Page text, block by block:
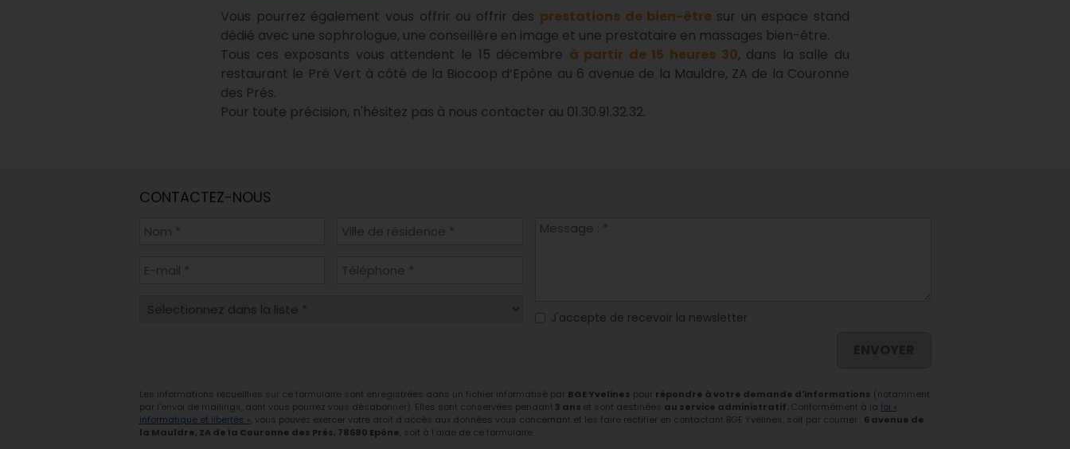
Vous pourrez également vous offrir ou offrir des prestations de bien-être sur un espace stand
dédié avec une sophrologue, une conseillère en image et une prestataire en massages bien-être.
Tous ces exposants vous attendent le 15 décembre à partir de 15 heures 30, dans la salle du
restaurant le Pré Vert à côté de la Biocoop d’Epône au 6 avenue de la Mauldre, ZA de la Couronne
des Prés.
Pour toute précision, n'hésitez pas à nous contacter au 01.30.91.32.32.
CONTACTEZ-NOUS
J'accepte de recevoir la newsletter
Les informations recueillies sur ce formulaire sont enregistrées dans un fichier informatisé par BGE Yvelines pour répondre à votre demande d'informations (notamment
par l'envoi de mailings, dont vous pourrez vous désabonner). Elles sont conservées pendant 3 ans et sont destinées au service administratif. Conformément à la loi «
informatique et libertés » , vous pouvez exercer votre droit d'accès aux données vous concernant et les faire rectifier en contactant BGE Yvelines, soit par courrier :
6 avenue de
la Mauldre, ZA de la Couronne des Prés, 78680 Epône , soit à l'aide de ce formulaire.